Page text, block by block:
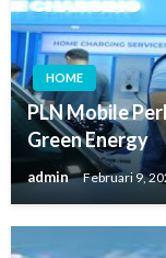
HOME
PLN Mobile
Green Energy
admin Februari 9,